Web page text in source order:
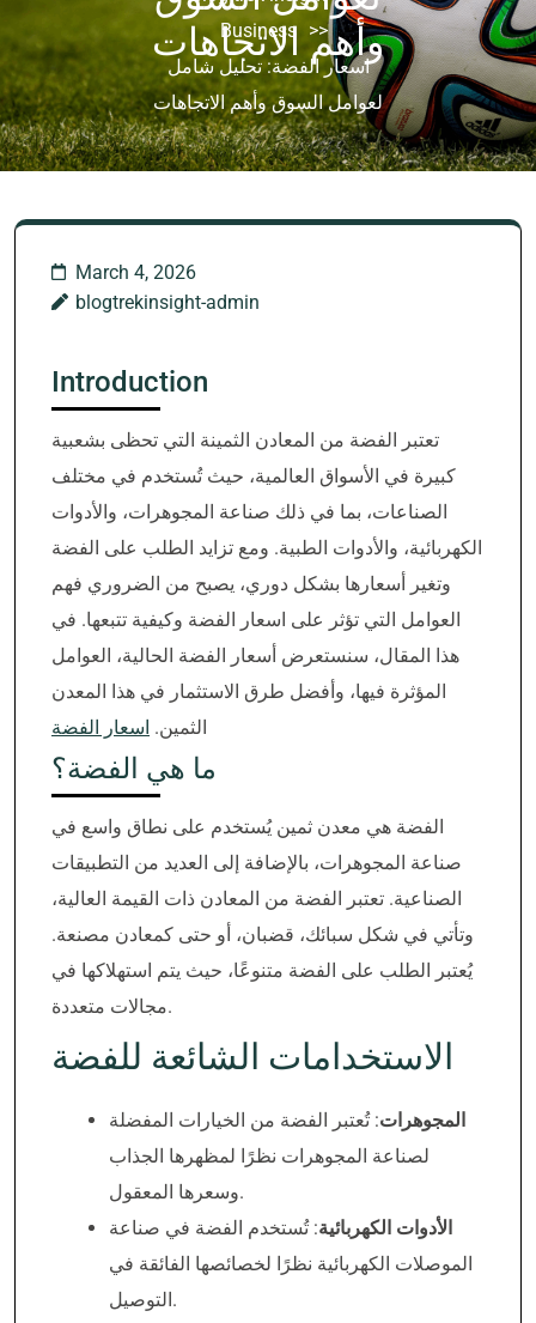
وأهم الاتجاهات
Business >>
اسعار الفضة: تحليل شامل
لعوامل السوق وأهم الاتجاهات
March 4, 2026
blogtrekinsight-admin
Introduction
تعتبر الفضة من المعادن الثمينة التي تحظى بشعبية
كبيرة في الأسواق العالمية، حيث تُستخدم في مختلف
الصناعات، بما في ذلك صناعة المجوهرات، والأدوات
الكهربائية، والأدوات الطبية. ومع تزايد الطلب على الفضة
وتغير أسعارها بشكل دوري، يصبح من الضروري فهم
العوامل التي تؤثر على اسعار الفضة وكيفية تتبعها. في
هذا المقال، سنستعرض أسعار الفضة الحالية، العوامل
المؤثرة فيها، وأفضل طرق الاستثمار في هذا المعدن
الثمين. اسعار الفضة
ما هي الفضة؟
الفضة هي معدن ثمين يُستخدم على نطاق واسع في
صناعة المجوهرات، بالإضافة إلى العديد من التطبيقات
الصناعية. تعتبر الفضة من المعادن ذات القيمة العالية،
وتأتي في شكل سبائك، قضبان، أو حتى كمعادن مصنعة.
يُعتبر الطلب على الفضة متنوعًا، حيث يتم استهلاكها في
مجالات متعددة.
الاستخدامات الشائعة للفضة
المجوهرات: تُعتبر الفضة من الخيارات المفضلة
لصناعة المجوهرات نظرًا لمظهرها الجذاب
وسعرها المعقول.
الأدوات الكهربائية: تُستخدم الفضة في صناعة
الموصلات الكهربائية نظرًا لخصائصها الفائقة في
التوصيل.